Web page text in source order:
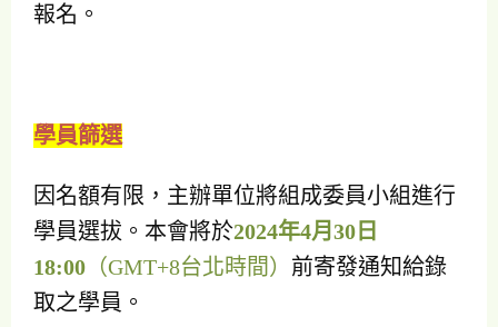
報名。
學員篩選
因名額有限，主辦單位將組成委員小組進行
學員選拔。本會將於2024年4月30日
18:00 （GMT+8台北時間） 前寄發通知給錄
取之學員。